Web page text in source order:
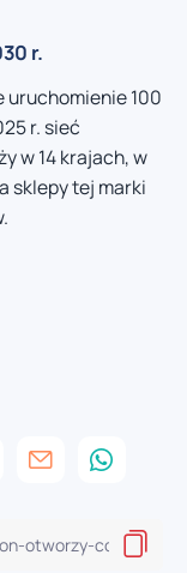
r.
uruchomienie 100
r. sieć
w 14 krajach, w
sklepy tej marki